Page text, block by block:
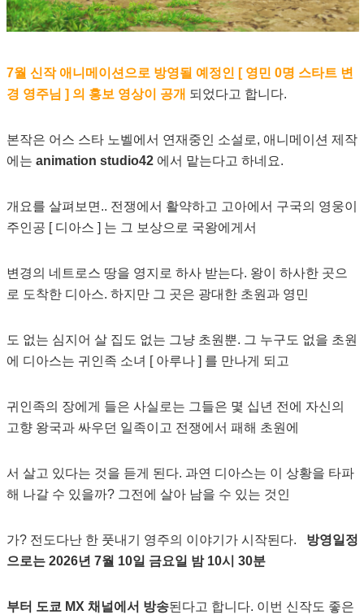
7월 신작 애니메이션으로 방영될 예정인 [ 영민 0명 스타트 변
경 영주님 ] 의 홍보 영상이 공개 되었다고 합니다.
본작은 어스 스타 노벨에서 연재중인 소설로, 애니메이션 제작
에는 animation studio42에서 맡는다고 하네요.
개요를 살펴보면.. 전쟁에서 활약하고 고아에서 구국의 영웅이
주인공 [ 디아스 ] 는 그 보상으로 국왕에게서
변경의 네트로스 땅을 영지로 하사 받는다. 왕이 하사한 곳으
로 도착한 디아스. 하지만 그 곳은 광대한 초원과 영민
도 없는 심지어 살 집도 없는 그냥 초원뿐. 그 누구도 없을 초원
에 디아스는 귀인족 소녀 [ 아루나 ] 를 만나게 되고
귀인족의 장에게 들은 사실로는 그들은 몇 십년 전에 자신의
고향 왕국과 싸우던 일족이고 전쟁에서 패해 초원에
서 살고 있다는 것을 듣게 된다. 과연 디아스는 이 상황을 타파
해 나갈 수 있을까? 그전에 살아 남을 수 있는 것인
가? 전도다난 한 풋내기 영주의 이야기가 시작된다.
방영일정
으로는 2026년 7월 10일 금요일 밤 10시 30분
부터 도쿄 MX 채널에서 방송된다고 합니다. 이번 신작도 좋은